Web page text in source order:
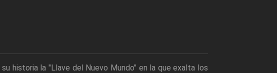
historia la "Llave del Nuevo Mundo" en la que exalta los